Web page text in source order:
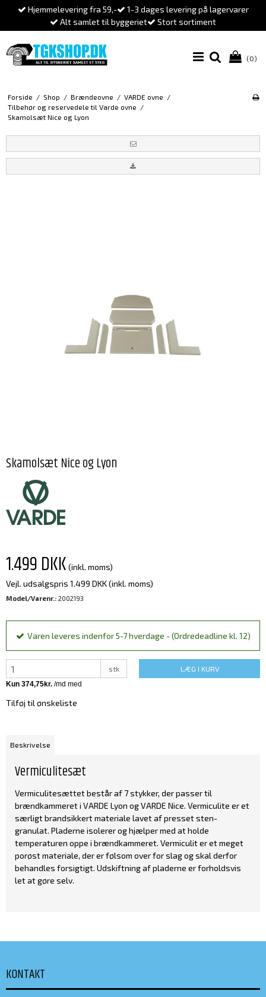
Hjemmelevering fra 59,-
1-3 dages levering på lagervarer
Alt samlet til byggeriet
Stort sortiment
(0)
Forside / Shop / Brændeovne / VARDE ovne /
Tilbehør og reservedele til Varde ovne /
Skamolsæt Nice og Lyon
Skamolsæt Nice og Lyon
1.499 DKK (inkl. moms)
Vejl. udsalgspris 1.499 DKK(inkl. moms)
Model/Varenr.: 2002193
Varen leveres indenfor 5-7 hverdage - (Ordredeadline kl. 12)
stk LÆG I KURV
Tilføj til ønskeliste
Beskrivelse
Vermiculitesæt
Vermiculitesættet består af 7 stykker, der passer til
brændkammeret i VARDE Lyon og VARDE Nice. Vermiculite er et
særligt brandsikkert materiale lavet af presset sten-
granulat. Pladerne isolerer og hjælper med at holde
temperaturen oppe i brændkammeret. Vermiculit er et meget
porøst materiale, der er følsom over for slag og skal derfor
behandles forsigtigt. Udskiftning af pladerne er forholdsvis
let at gøre selv.
KONTAKT